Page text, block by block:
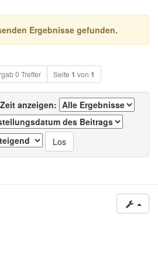
Ergebnisse gefunden.
0 Treffer Seite 1 von 1
anzeigen: